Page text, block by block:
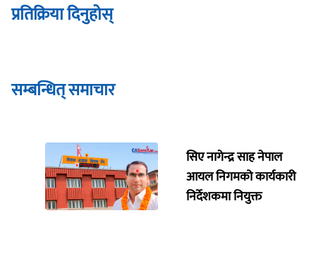
प्रतिक्रिया दिनुहोस्
सम्बन्धित् समाचार
सिए नागेन्द्र साह नेपाल
आयल निगमको कार्यकारी
निर्देशकमा नियुक्त